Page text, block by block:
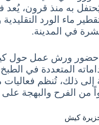
به منذ قرون،
ماء الورد التقليدية
في المدينة.
حضور ورش عمل حول
المتعددة في الطبخ
إلى ذلك، تُنظم
من الفرح والبهجة على
كيش